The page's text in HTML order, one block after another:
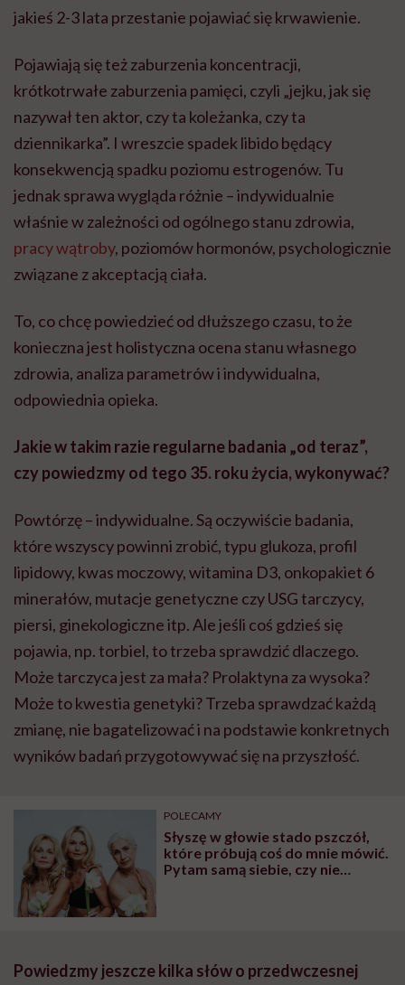
jakieś 2-3 lata przestanie pojawiać się krwawienie.
Pojawiają się też zaburzenia koncentracji,
krótkotrwałe zaburzenia pamięci, czyli „jejku, jak się
nazywał ten aktor, czy ta koleżanka, czy ta
dziennikarka”. I wreszcie spadek libido będący
konsekwencją spadku poziomu estrogenów. Tu
jednak sprawa wygląda różnie – indywidualnie
właśnie w zależności od ogólnego stanu zdrowia,
pracy wątroby, poziomów hormonów, psychologicznie
związane z akceptacją ciała.
To, co chcę powiedzieć od dłuższego czasu, to że
konieczna jest holistyczna ocena stanu własnego
zdrowia, analiza parametrów i indywidualna,
odpowiednia opieka.
Jakie w takim razie regularne badania „od teraz”,
czy powiedzmy od tego 35. roku życia, wykonywać?
Powtórzę – indywidualne. Są oczywiście badania,
które wszyscy powinni zrobić, typu glukoza, profil
lipidowy, kwas moczowy, witamina D3, onkopakiet 6
minerałów, mutacje genetyczne czy USG tarczycy,
piersi, ginekologiczne itp. Ale jeśli coś gdzieś się
pojawia, np. torbiel, to trzeba sprawdzić dlaczego.
Może tarczyca jest za mała? Prolaktyna za wysoka?
Może to kwestia genetyki? Trzeba sprawdzać każdą
zmianę, nie bagatelizować i na podstawie konkretnych
wyników badań przygotowywać się na przyszłość.
POLECAMY
Słyszę w głowie stado pszczół,
które próbują coś do mnie mówić.
Pytam samą siebie, czy nie
Powiedzmy jeszcze kilka słów o przedwczesnej